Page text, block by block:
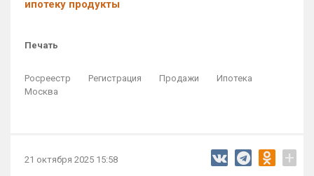
ипотеку продукты
Печать
Росреестр Регистрация Продажи
Ипотека
Москва
21 октября 2025 15:58 +